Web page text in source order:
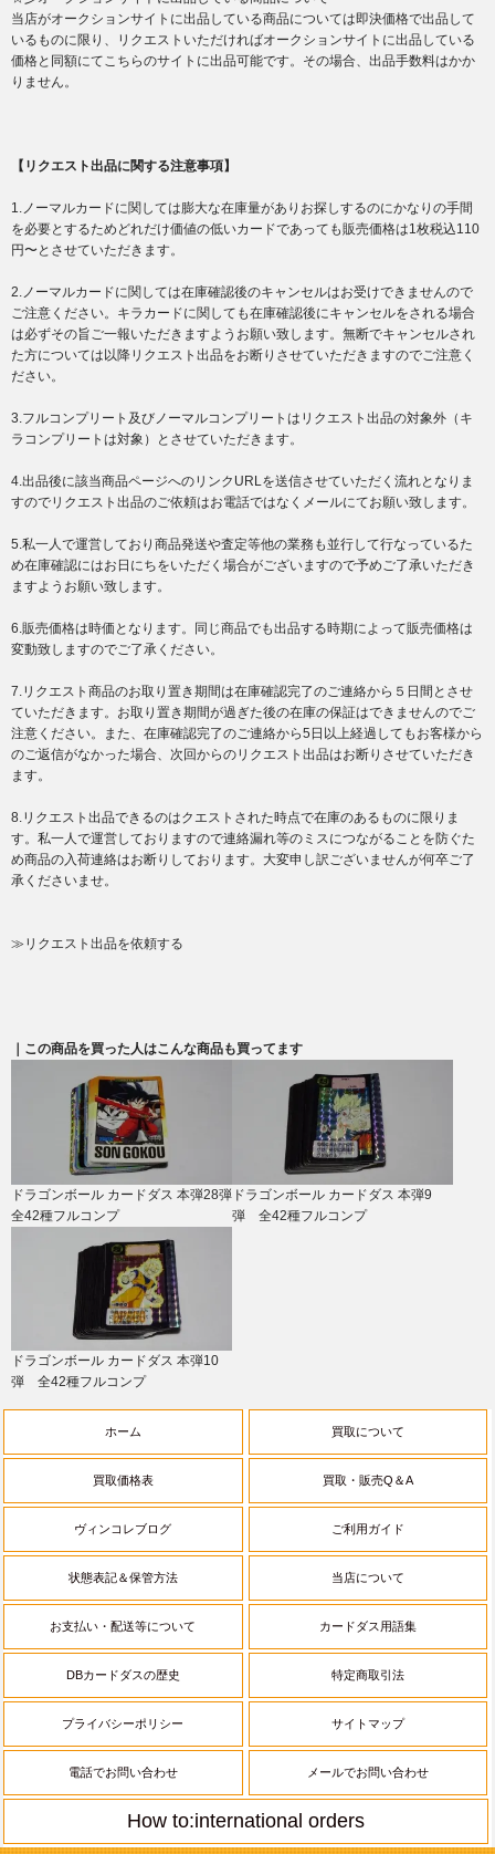
当店がオークションサイトに出品している商品については即決価格で出品して
いるものに限り、リクエストいただければオークションサイトに出品している
価格と同額にてこちらのサイトに出品可能です。その場合、出品手数料はかか
りません。
【リクエスト出品に関する注意事項】
1.ノーマルカードに関しては膨大な在庫量がありお探しするのにかなりの手間
を必要とするためどれだけ価値の低いカードであっても販売価格は1枚税込110
円〜とさせていただきます。
2.ノーマルカードに関しては在庫確認後のキャンセルはお受けできませんので
ご注意ください。キラカードに関しても在庫確認後にキャンセルをされる場合
は必ずその旨ご一報いただきますようお願い致します。無断でキャンセルされ
た方については以降リクエスト出品をお断りさせていただきますのでご注意く
ださい。
3.フルコンプリート及びノーマルコンプリートはリクエスト出品の対象外（キ
ラコンプリートは対象）とさせていただきます。
4.出品後に該当商品ページへのリンクURLを送信させていただく流れとなりま
すのでリクエスト出品のご依頼はお電話ではなくメールにてお願い致します。
5.私一人で運営しており商品発送や査定等他の業務も並行して行なっているた
め在庫確認にはお日にちをいただく場合がございますので予めご了承いただき
ますようお願い致します。
6.販売価格は時価となります。同じ商品でも出品する時期によって販売価格は
変動致しますのでご了承ください。
7.リクエスト商品のお取り置き期間は在庫確認完了のご連絡から５日間とさせ
ていただきます。お取り置き期間が過ぎた後の在庫の保証はできませんのでご
注意ください。また、在庫確認完了のご連絡から5日以上経過してもお客様から
のご返信がなかった場合、次回からのリクエスト出品はお断りさせていただき
ます。
8.リクエスト出品できるのはクエストされた時点で在庫のあるものに限りま
す。私一人で運営しておりますので連絡漏れ等のミスにつながることを防ぐた
め商品の入荷連絡はお断りしております。大変申し訳ございませんが何卒ご了
承くださいませ。
≫リクエスト出品を依頼する
｜この商品を買った人はこんな商品も買ってます
ドラゴンボール カードダス 本弾28弾
全42種フルコンプ
ドラゴンボール カードダス 本弾9
弾 全42種フルコンプ
ドラゴンボール カードダス 本弾10
弾 全42種フルコンプ
ホーム 買取について
買取価格表 買取・販売Q＆A
ヴィンコレブログ ご利用ガイド
状態表記＆保管方法 当店について
お支払い・配送等について カードダス用語集
DBカードダスの歴史 特定商取引法
プライバシーポリシー サイトマップ
電話でお問い合わせ メールでお問い合わせ
How to:international orders